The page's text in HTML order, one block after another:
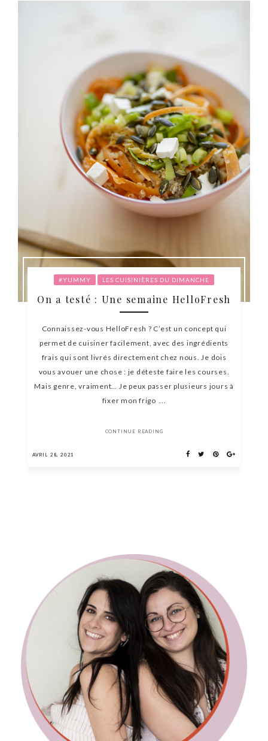
#YUMMY LES CUISINIÈRES DU DIMANCHE
On a testé : Une semaine HelloFresh
Connaissez-vous HelloFresh ? C’est un concept qui
permet de cuisiner facilement, avec des ingrédients
frais qui sont livrés directement chez nous. Je dois
vous avouer une chose : je déteste faire les courses.
Mais genre, vraiment… Je peux passer plusieurs jours à
fixer mon frigo ...
CONTINUE READING
AVRIL 28, 2021